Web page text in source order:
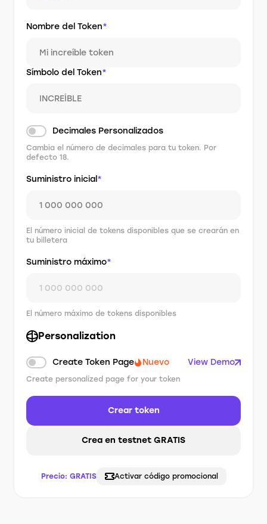
Nombre del Token*
Símbolo del Token*
Decimales Personalizados
Cambia el número de decimales para tu token. Por
defecto 18.
Suministro inicial *
El número inicial de tokens disponibles que se crearán en
tu billetera
Suministro máximo*
El número máximo de tokens disponibles
Personalization
Create Token Page Nuevo View Demo
Create personalized page for your token
Crear token
Crea en testnet GRATIS
Precio: GRATIS Activar código promocional